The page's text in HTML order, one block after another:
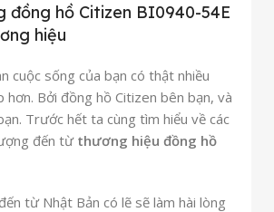
đồng hồ Citizen BI0940-54E
hiệu
cuộc sống của bạn có thật nhiều
hơn. Bởi đồng hồ Citizen bên bạn, và
Trước hết ta cùng tìm hiểu về các
đến từthương hiệu đồng hồ
từ Nhật Bản có lẽ sẽ làm hài lòng